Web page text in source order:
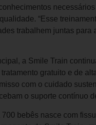
“Esse
trabalhem juntas para
a Smile Train
gratuito e de
com o cuidado
o suporte contínuo
bebês nasce com